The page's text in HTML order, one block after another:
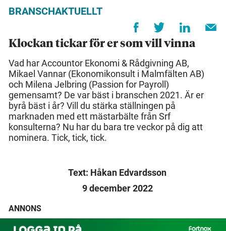
BRANSCHAKTUELLT
Klockan tickar för er som vill vinna
Vad har Accountor Ekonomi & Rådgivning AB,
Mikael Vannar (Ekonomikonsult i Malmfälten AB)
och Milena Jelbring (Passion for Payroll)
gemensamt? De var bäst i branschen 2021. Är er
byrå bäst i år? Vill du stärka ställningen på
marknaden med ett mästarbälte från Srf
konsulterna? Nu har du bara tre veckor på dig att
nominera. Tick, tick, tick.
Text: Håkan Edvardsson
9 december 2022
ANNONS